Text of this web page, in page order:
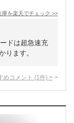
庫を楽天でチェック >>
ドは超急速充
ります。
めコメント (1 件) >